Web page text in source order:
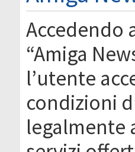
Accedendo
“Amiga
l’utente
condizioni
legalmente